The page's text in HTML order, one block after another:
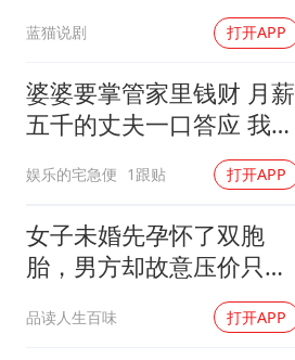
蓝猫说剧 打开APP
婆婆要掌管家里钱财 月薪
五千的丈夫一口答应 我拒
娱乐的宅急便 1跟贴 打开APP
女子未婚先孕怀了双胞
胎，男方却故意压价只给
品读人生百味 打开APP